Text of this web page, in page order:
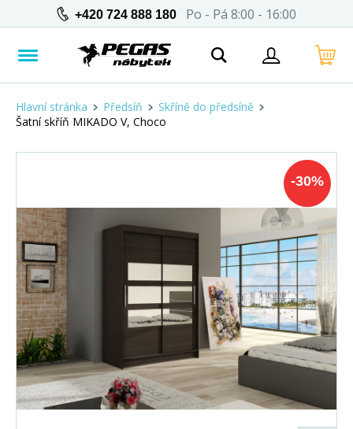
+420 724 888 180 Po - Pá 8:00 - 16:00
Hlavní stránka Předsíň
Skříně do předsíně
Šatní skříň MIKADO V, Choco
-30%